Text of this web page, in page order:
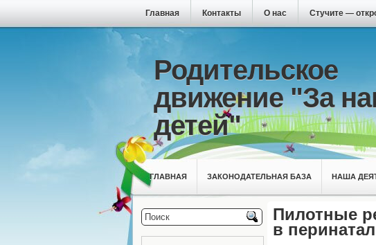
Главная Контакты О нас Стучите —
Родительское
движение "За
детей"
ГЛАВНАЯ ЗАКОНОДАТЕЛЬНАЯ БАЗА НАША
Пилотные
в